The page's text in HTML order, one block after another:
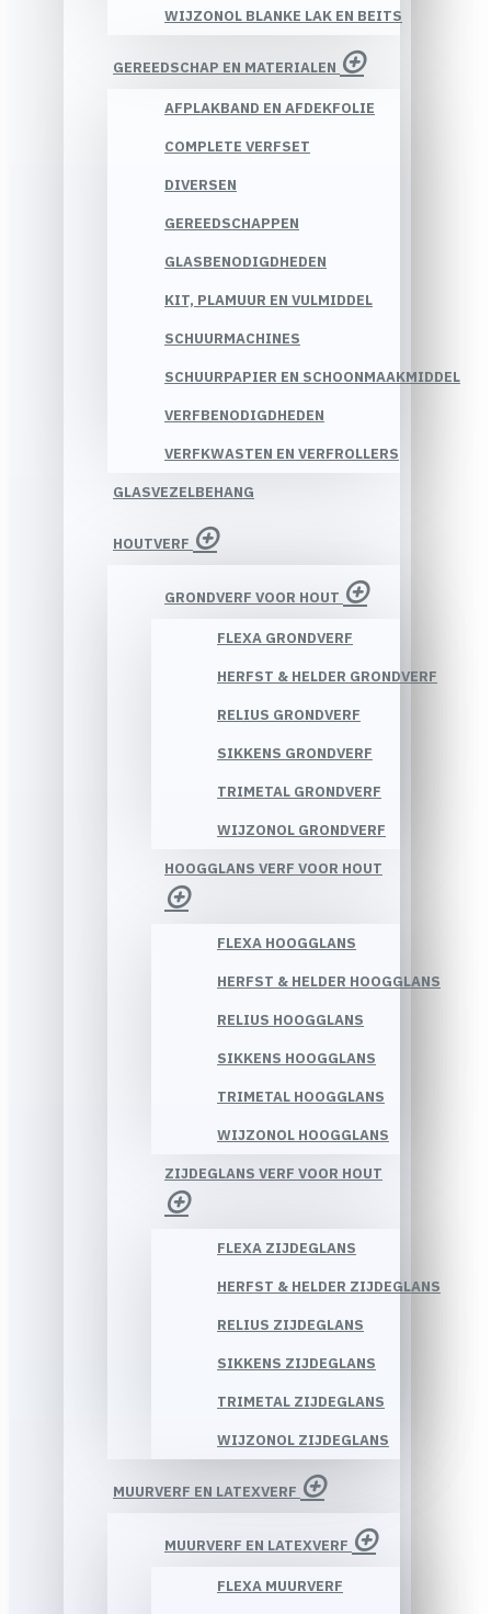
WIJZONOL BLANKE LAK EN BEITS
GEREEDSCHAP EN MATERIALEN
AFPLAKBAND EN AFDEKFOLIE
COMPLETE VERFSET
DIVERSEN
GEREEDSCHAPPEN
GLASBENODIGDHEDEN
KIT, PLAMUUR EN VULMIDDEL
SCHUURMACHINES
SCHUURPAPIER EN SCHOONMAAKMIDDEL
VERFBENODIGDHEDEN
VERFKWASTEN EN VERFROLLERS
GLASVEZELBEHANG
HOUTVERF
GRONDVERF VOOR HOUT
FLEXA GRONDVERF
HERFST & HELDER GRONDVERF
RELIUS GRONDVERF
SIKKENS GRONDVERF
TRIMETAL GRONDVERF
WIJZONOL GRONDVERF
HOOGGLANS VERF VOOR HOUT
FLEXA HOOGGLANS
HERFST & HELDER HOOGGLANS
RELIUS HOOGGLANS
SIKKENS HOOGGLANS
TRIMETAL HOOGGLANS
WIJZONOL HOOGGLANS
ZIJDEGLANS VERF VOOR HOUT
FLEXA ZIJDEGLANS
HERFST & HELDER ZIJDEGLANS
RELIUS ZIJDEGLANS
SIKKENS ZIJDEGLANS
TRIMETAL ZIJDEGLANS
WIJZONOL ZIJDEGLANS
MUURVERF EN LATEXVERF
MUURVERF EN LATEXVERF
FLEXA MUURVERF